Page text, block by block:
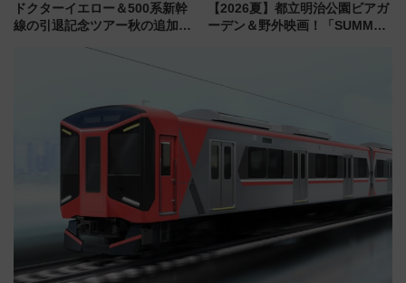
ドクターイエロー＆500系新幹
線の引退記念ツアー秋の追加企
【2026夏】都立明治公園ビアガ
ーデン＆野外映画！「SUMMER